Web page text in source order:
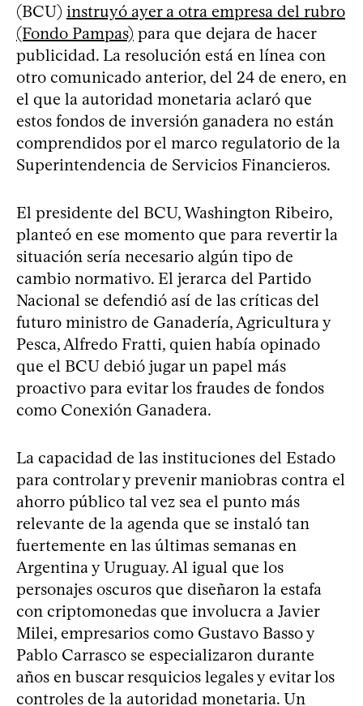
(BCU) instruyó ayer a otra empresa del rubro
(Fondo Pampas) para que dejara de hacer
publicidad. La resolución está en línea con
otro comunicado anterior, del 24 de enero, en
el que la autoridad monetaria aclaró que
estos fondos de inversión ganadera no están
comprendidos por el marco regulatorio de la
Superintendencia de Servicios Financieros.
El presidente del BCU, Washington Ribeiro,
planteó en ese momento que para revertir la
situación sería necesario algún tipo de
cambio normativo. El jerarca del Partido
Nacional se defendió así de las críticas del
futuro ministro de Ganadería, Agricultura y
Pesca, Alfredo Fratti, quien había opinado
que el BCU debió jugar un papel más
proactivo para evitar los fraudes de fondos
como Conexión Ganadera.
La capacidad de las instituciones del Estado
para controlar y prevenir maniobras contra el
ahorro público tal vez sea el punto más
relevante de la agenda que se instaló tan
fuertemente en las últimas semanas en
Argentina y Uruguay. Al igual que los
personajes oscuros que diseñaron la estafa
con criptomonedas que involucra a Javier
Milei, empresarios como Gustavo Basso y
Pablo Carrasco se especializaron durante
años en buscar resquicios legales y evitar los
controles de la autoridad monetaria. Un